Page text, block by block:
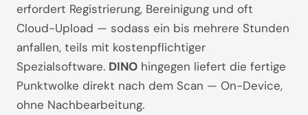
erfordert Registrierung, Bereinigung und oft
Cloud-Upload — sodass ein bis mehrere Stunden
anfallen, teils mit kostenpflichtiger
Spezialsoftware. DINO hingegen liefert die fertige
Punktwolke direkt nach dem Scan — On-Device,
ohne Nachbearbeitung.